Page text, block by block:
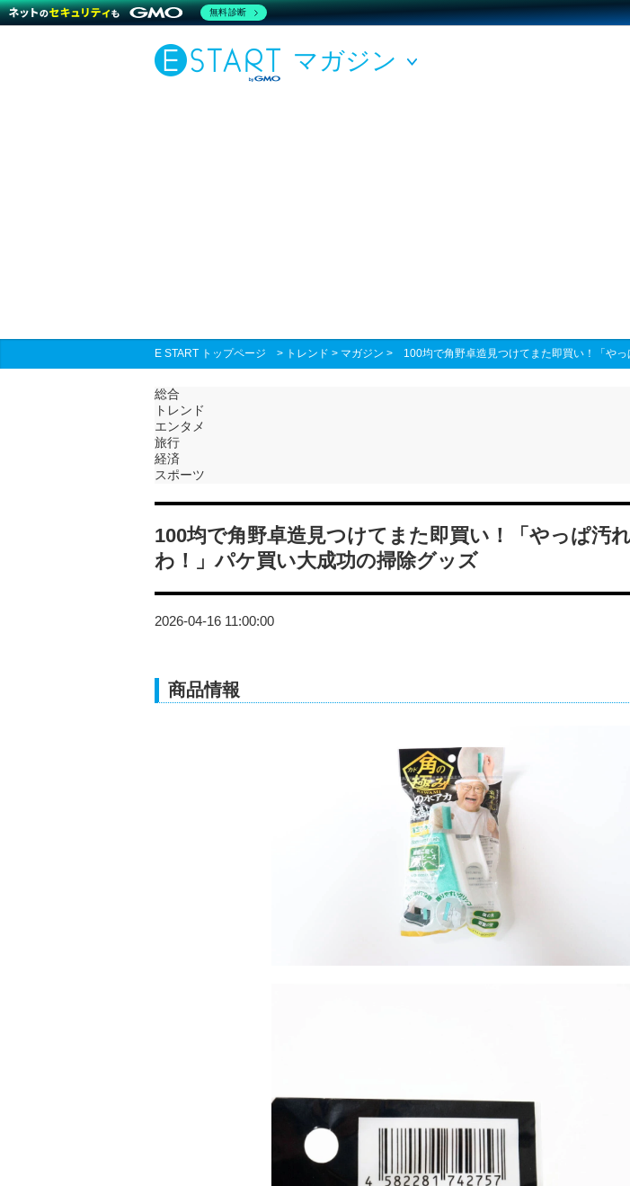
マガジン
E START トップページ > トレンド > マガジン > 100均で角野卓造見つけてまた即買い！「や
総合
トレンド
エンタメ
旅行
経済
スポーツ
100均で角野卓造見つけてまた即買い！「やっぱ汚
わ！」パケ買い大成功の掃除グッズ
2026-04-16 11:00:00
商品情報
無料診断